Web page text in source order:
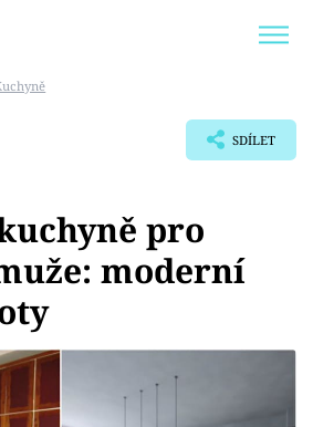
SDÍLET
pro
moderní